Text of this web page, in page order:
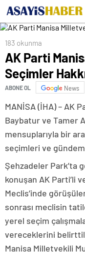
183 okunma
AK Parti
Seçimler
ABONE OL News
MANİSA (İHA) – AK
Baybatur ve Tamer
mensuplarıyla bir
seçimleri ve
Şehzadeler Park’ta
konuşan AK Parti’li
Meclis’inde
sonrası meclisin
yerel seçim
vereceklerini
Manisa Milletvekili